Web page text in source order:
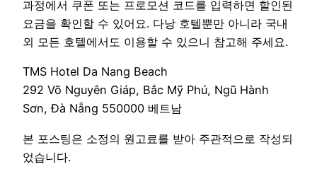
과정에서 쿠폰 또는 프로모션 코드를 입력하면 할인된
요금을 확인할 수 있어요. 다낭 호텔뿐만 아니라 국내
외 모든 호텔에서도 이용할 수 있으니 참고해 주세요.
TMS Hotel Da Nang Beach
292 Võ Nguyên Giáp, Bắc Mỹ Phú, Ngũ Hành
Sơn, Đà Nẵng 550000 베트남
본 포스팅은 소정의 원고료를 받아 주관적으로 작성되
었습니다.